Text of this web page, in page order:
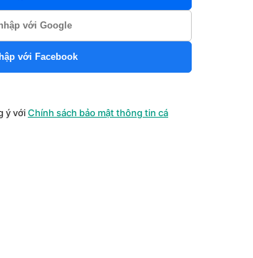
với Google
với Facebook
ý vớiChính sách bảo mật thông tin cá